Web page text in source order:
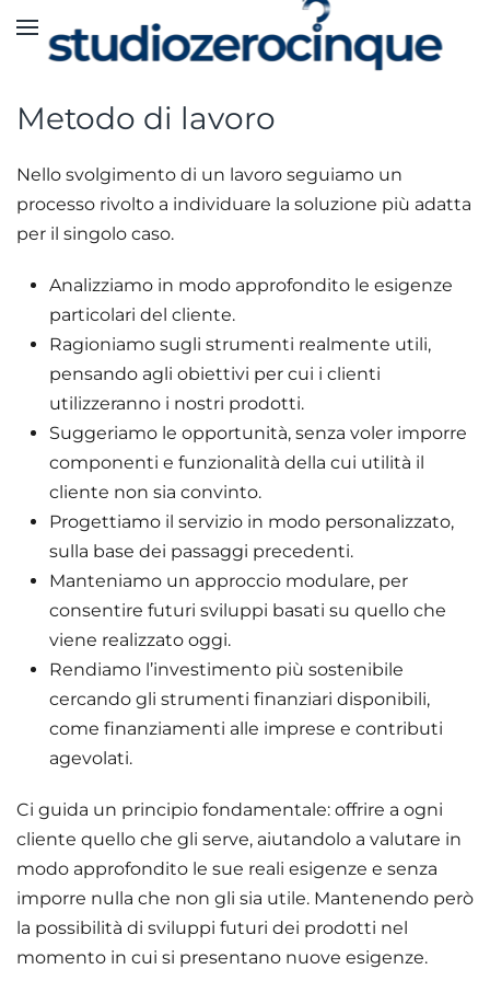
Skip to main content
Metodo di lavoro
Nello svolgimento di un lavoro seguiamo un
processo rivolto a individuare la soluzione più adatta
per il singolo caso.
Analizziamo in modo approfondito le esigenze
particolari del cliente.
Ragioniamo sugli strumenti realmente utili,
pensando agli obiettivi per cui i clienti
utilizzeranno i nostri prodotti.
Suggeriamo le opportunità, senza voler imporre
componenti e funzionalità della cui utilità il
cliente non sia convinto.
Progettiamo il servizio in modo personalizzato,
sulla base dei passaggi precedenti.
Manteniamo un approccio modulare, per
consentire futuri sviluppi basati su quello che
viene realizzato oggi.
Rendiamo l’investimento più sostenibile
cercando gli strumenti finanziari disponibili,
come finanziamenti alle imprese e contributi
agevolati.
Ci guida un principio fondamentale: offrire a ogni
cliente quello che gli serve, aiutandolo a valutare in
modo approfondito le sue reali esigenze e senza
imporre nulla che non gli sia utile. Mantenendo però
la possibilità di sviluppi futuri dei prodotti nel
momento in cui si presentano nuove esigenze.